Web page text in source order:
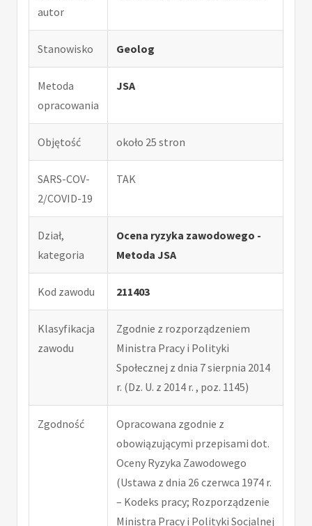
autor
Stanowisko Geolog
Metoda
opracowania
JSA
Objętość około 25 stron
SARS-COV-
2/COVID-19
TAK
Dział,
kategoria
Ocena ryzyka zawodowego -
Metoda JSA
Kod zawodu 211403
Klasyfikacja
zawodu
Zgodnie z rozporządzeniem
Ministra Pracy i Polityki
Społecznej z dnia 7 sierpnia 2014
r. (Dz. U. z 2014 r. , poz. 1145)
Zgodność
Opracowana zgodnie z
obowiązującymi przepisami dot.
Oceny Ryzyka Zawodowego
(Ustawa z dnia 26 czerwca 1974 r.
– Kodeks pracy; Rozporządzenie
Ministra Pracy i Polityki Socjalnej